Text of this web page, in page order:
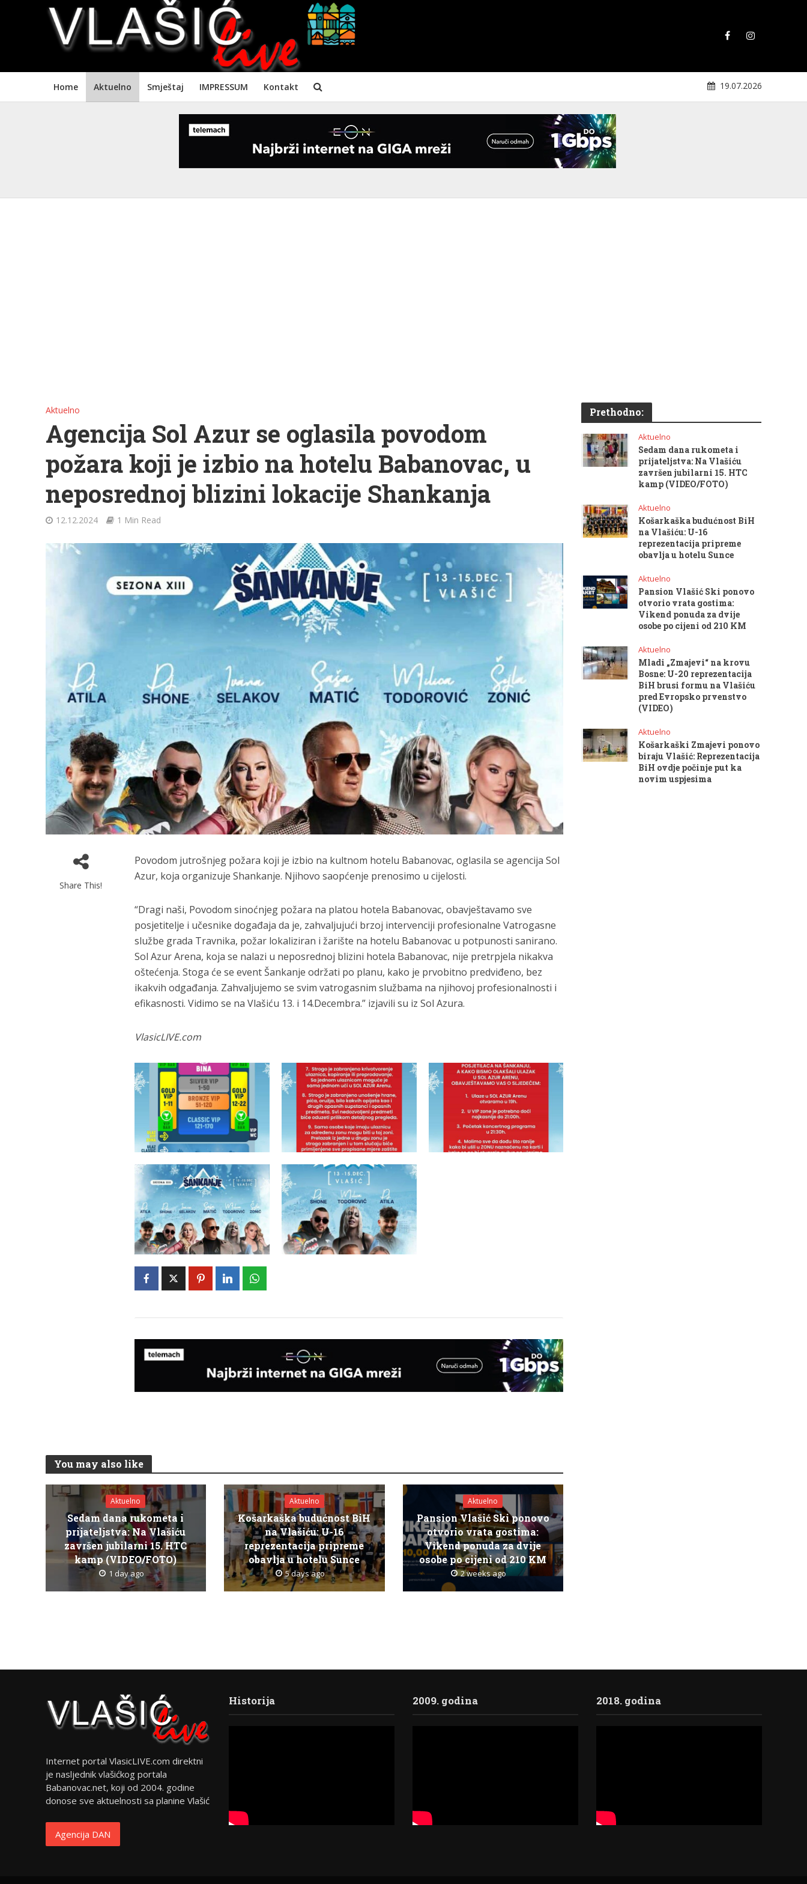
Home Aktuelno Smještaj IMPRESSUM Kontakt 19.07.2026
Aktuelno
Agencija Sol Azur se oglasila povodom
požara koji je izbio na hotelu Babanovac, u
neposrednoj blizini lokacije Shankanja
12.12.2024 1 Min Read
Share This!
Povodom jutrošnjeg požara koji je izbio na kultnom hotelu Babanovac, oglasila se agencija Sol
Azur, koja organizuje Shankanje. Njihovo saopćenje prenosimo u cijelosti.
“Dragi naši, Povodom sinoćnjeg požara na platou hotela Babanovac, obavještavamo sve
posjetitelje i učesnike događaja da je, zahvaljujući brzoj intervenciji profesionalne Vatrogasne
službe grada Travnika, požar lokaliziran i žarište na hotelu Babanovac u potpunosti sanirano.
Sol Azur Arena, koja se nalazi u neposrednoj blizini hotela Babanovac, nije pretrpjela nikakva
oštećenja. Stoga će se event Šankanje održati po planu, kako je prvobitno predviđeno, bez
ikakvih odgađanja. Zahvaljujemo se svim vatrogasnim službama na njihovoj profesionalnosti i
efikasnosti. Vidimo se na Vlašiću 13. i 14.Decembra.” izjavili su iz Sol Azura.
VlasicLIVE.com
You may also like
Aktuelno
Sedam dana rukometa i
prijateljstva: Na Vlašiću
završen jubilarni 15. HTC
kamp (VIDEO/FOTO)
1 day ago
Aktuelno
Košarkaška budućnost BiH
na Vlašiću: U-16
reprezentacija pripreme
obavlja u hotelu Sunce
5 days ago
Aktuelno
Pansion Vlašić Ski ponovo
otvorio vrata gostima:
Vikend ponuda za dvije
osobe po cijeni od 210 KM
2 weeks ago
Prethodno:
Aktuelno
Sedam dana rukometa i
prijateljstva: Na Vlašiću
završen jubilarni 15. HTC
kamp (VIDEO/FOTO)
Aktuelno
Košarkaška budućnost BiH
na Vlašiću: U-16
reprezentacija pripreme
obavlja u hotelu Sunce
Aktuelno
Pansion Vlašić Ski ponovo
otvorio vrata gostima:
Vikend ponuda za dvije
osobe po cijeni od 210 KM
Aktuelno
Mladi „Zmajevi“ na krovu
Bosne: U-20 reprezentacija
BiH brusi formu na Vlašiću
pred Evropsko prvenstvo
(VIDEO)
Aktuelno
Košarkaški Zmajevi ponovo
biraju Vlašić: Reprezentacija
BiH ovdje počinje put ka
novim uspjesima
Internet portal VlasicLIVE.com direktni
je nasljednik vlašićkog portala
Babanovac.net, koji od 2004. godine
donose sve aktuelnosti sa planine Vlašić
Agencija DAN
Historija 2009. godina 2018. godina